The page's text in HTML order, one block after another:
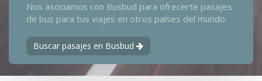
Nos asociamos con Busbud para ofrecerte pasajes
de bus para tus viajes en otros países del mundo.
Buscar pasajes en Busbud